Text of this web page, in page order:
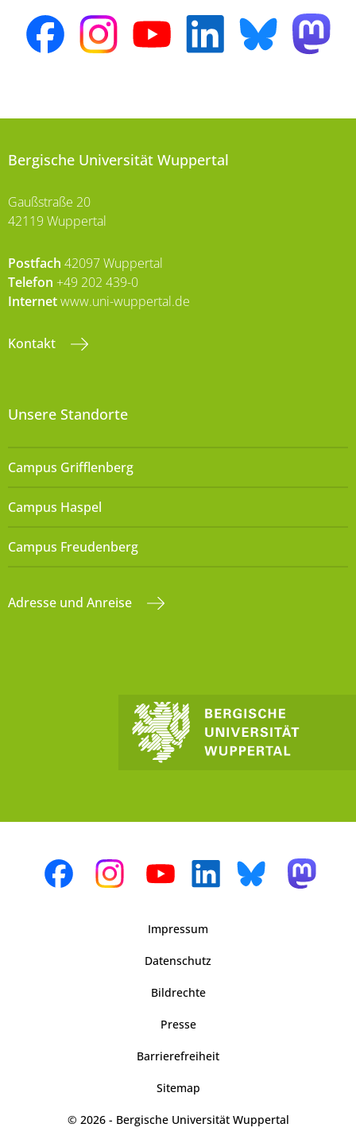
Bergische Universität Wuppertal
Gaußstraße 20
42119 Wuppertal
Postfach 42097 Wuppertal
Telefon +49 202 439-0
Internetwww.uni-wuppertal.de
Kontakt
Unsere Standorte
Campus Grifflenberg
Campus Haspel
Campus Freudenberg
Adresse und Anreise
Impressum
Datenschutz
Bildrechte
Presse
Barrierefreiheit
Sitemap
© 2026 - Bergische Universität Wuppertal